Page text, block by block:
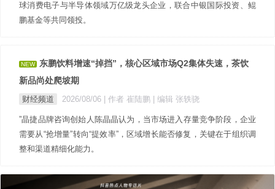
球消费电子与半导体领域万亿级龙头企业，联合中银国际投资、鲲
鹏基金等共同领投。
NEW
东鹏饮料增速“掉挡”，核心区域市场Q2集体失速，茶饮
新品尚处爬坡期
财经频道 2026/08/06 | 作者 崔陆鹏 | 编辑 张轶骁
”晶捷品牌咨询创始人陈晶晶认为，当市场进入存量竞争阶段，企业
需要从“抢增量”转向“提效率”，区域增长能否修复，关键在于组织调
整和渠道精细化能力。